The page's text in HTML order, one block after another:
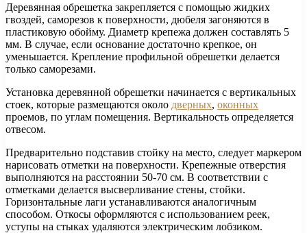
Деревянная обрешетка закрепляется с помощью жидких
гвоздей, саморезов к поверхности, дюбеля загоняются в
пластиковую обойму. Диаметр крепежа должен составлять 5
мм. В случае, если основание достаточно крепкое, он
уменьшается. Крепление профильной обрешетки делается
только саморезами.
Установка деревянной обрешетки начинается с вертикальных
стоек, которые размещаются около дверных, оконных
проемов, по углам помещения. Вертикальность определяется
отвесом.
Предварительно подставив стойку на место, следует маркером
нарисовать отметки на поверхности. Крепежные отверстия
выполняются на расстоянии 50-70 см. В соответствии с
отметками делается высверливание стены, стойки.
Горизонтальные лаги устанавливаются аналогичным
способом. Откосы оформляются с использованием реек,
уступы на стыках удаляются электрическим лобзиком.